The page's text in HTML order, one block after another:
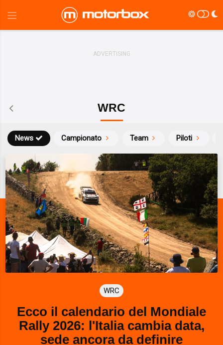
WRC
News Campionato Team Piloti
WRC
Ecco il calendario del Mondiale
Rally 2026: l'Italia cambia data,
sede ancora da definire